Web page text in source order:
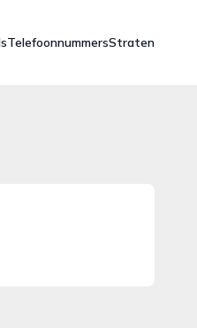
TelefoonnummersStraten